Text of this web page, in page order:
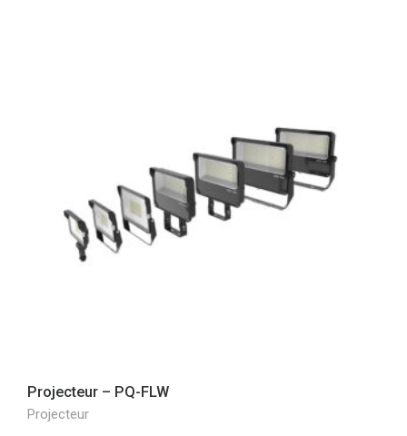
Projecteur – PQ-FLW
Projecteur